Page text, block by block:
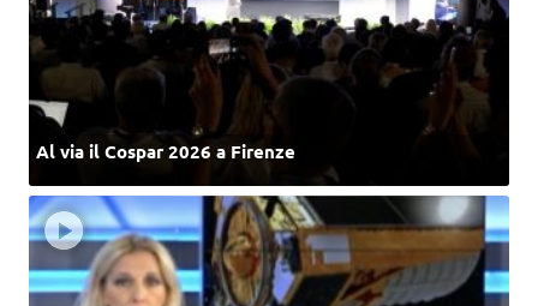
Al via il Cospar 2026 a Firenze